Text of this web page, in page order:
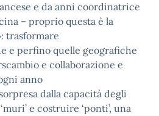
e da anni coordinatrice
– proprio questa è la
trasformare
e perfino quelle geografiche
e collaborazione e
anno
dalla capacità degli
e costruire ‘ponti’, una